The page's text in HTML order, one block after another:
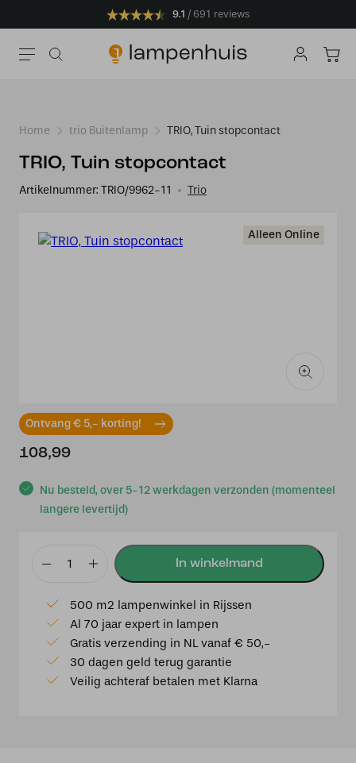
9.1 691 reviews
Home trio Buitenlamp TRIO, Tuin stopcontact
TRIO, Tuin stopcontact
Artikelnummer: TRIO/9962-11 Trio
Ontvang € 5,- korting!
Alleen Online
Nu besteld, over 5-12 werkdagen verzonden (momenteel
langere levertijd)
108,99
stopcontact
aantal
500 m2 lampenwinkel in Rijssen
Al 70 jaar expert in lampen
Gratis verzending in NL vanaf € 50,-
30 dagen geld terug garantie
Veilig achteraf betalen met Klarna